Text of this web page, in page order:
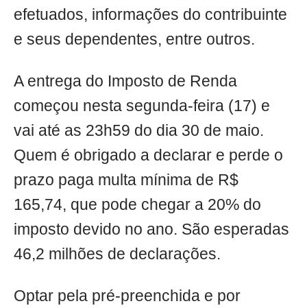
efetuados, informações do contribuinte
e seus dependentes, entre outros.
A entrega do Imposto de Renda
começou nesta segunda-feira (17) e
vai até as 23h59 do dia 30 de maio.
Quem é obrigado a declarar e perde o
prazo paga multa mínima de R$
165,74, que pode chegar a 20% do
imposto devido no ano. São esperadas
46,2 milhões de declarações.
Optar pela pré-preenchida e por